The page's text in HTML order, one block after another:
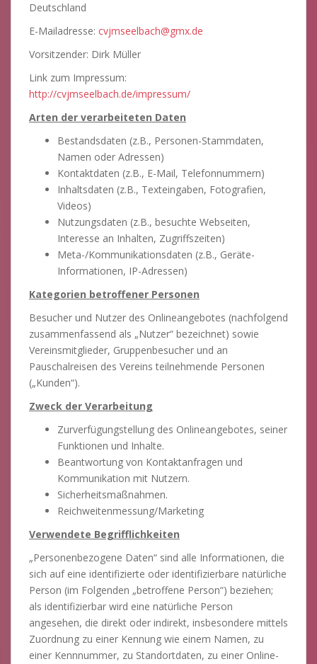
Deutschland
E-Mailadresse: cvjmseelbach@gmx.de
Vorsitzender: Dirk Müller
Link zum Impressum:
http://cvjmseelbach.de/impressum/
Arten der verarbeiteten Daten
Bestandsdaten (z.B., Personen-Stammdaten,
Namen oder Adressen)
Kontaktdaten (z.B., E-Mail, Telefonnummern)
Inhaltsdaten (z.B., Texteingaben, Fotografien,
Videos)
Nutzungsdaten (z.B., besuchte Webseiten,
Interesse an Inhalten, Zugriffszeiten)
Meta-/Kommunikationsdaten (z.B., Geräte-
Informationen, IP-Adressen)
Kategorien betroffener Personen
Besucher und Nutzer des Onlineangebotes (nachfolgend
zusammenfassend als „Nutzer“ bezeichnet) sowie
Vereinsmitglieder, Gruppenbesucher und an
Pauschalreisen des Vereins teilnehmende Personen
(„Kunden“).
Zweck der Verarbeitung
Zurverfügungstellung des Onlineangebotes, seiner
Funktionen und Inhalte.
Beantwortung von Kontaktanfragen und
Kommunikation mit Nutzern.
Sicherheitsmaßnahmen.
Reichweitenmessung/Marketing
Verwendete Begrifflichkeiten
„Personenbezogene Daten“ sind alle Informationen, die
sich auf eine identifizierte oder identifizierbare natürliche
Person (im Folgenden „betroffene Person“) beziehen;
als identifizierbar wird eine natürliche Person
angesehen, die direkt oder indirekt, insbesondere mittels
Zuordnung zu einer Kennung wie einem Namen, zu
einer Kennnummer, zu Standortdaten, zu einer Online-